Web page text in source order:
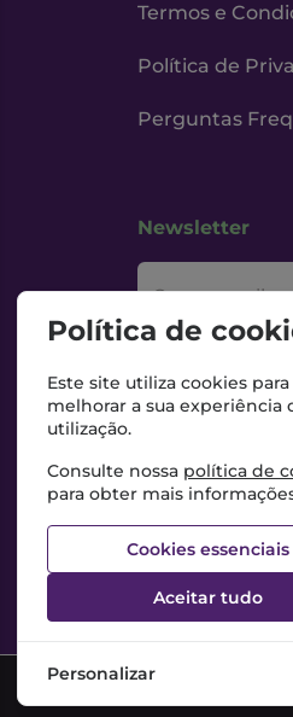
Termos e
Política de
Perguntas
Newsletter
O seu email
©2026 Todos os
Política de
Este site utiliza cookies para
melhorar a sua experiência
utilização.
Consulte nossa política de
para obter mais
Cookies essenciais
Aceitar tudo
Personalizar